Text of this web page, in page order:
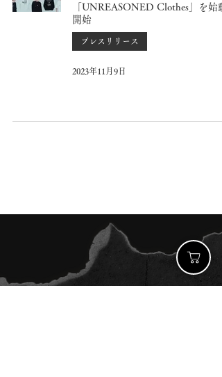
「UNREASONED Clothes」を始動
開始
プレスリリース
2023年11月9日